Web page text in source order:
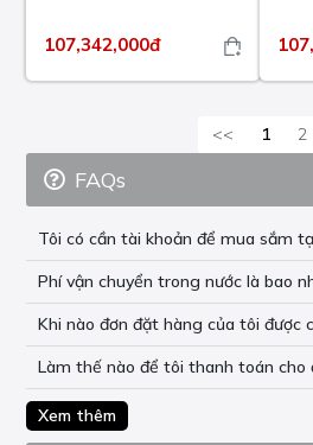
107,342,000đ
<< 1 2
FAQs
Tôi có cần tài khoản để mua sắm
Phí vận chuyển trong nước là bao
Khi nào đơn đặt hàng của tôi được
Làm thế nào để tôi thanh toán cho
Xem thêm